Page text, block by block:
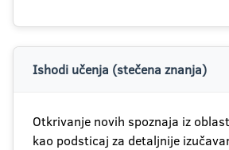
Ishodi učenja (stečena znanja)
Otkrivanje novih spoznaja iz
kao podsticaj za detaljnije